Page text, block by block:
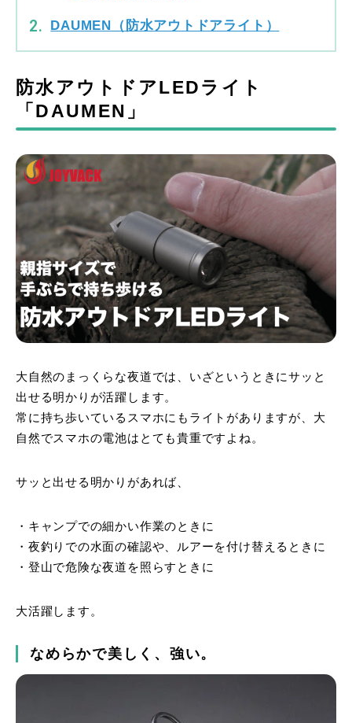
DAUMEN（防水アウトドアライト）
防水アウトドアLEDライト
「DAUMEN」
大自然のまっくらな夜道では、いざというときにサッと
出せる明かりが活躍します。
常に持ち歩いているスマホにもライトがありますが、大
自然でスマホの電池はとても貴重ですよね。
サッと出せる明かりがあれば、
・キャンプでの細かい作業のときに
・夜釣りでの水面の確認や、ルアーを付け替えるときに
・登山で危険な夜道を照らすときに
大活躍します。
なめらかで美しく、強い。